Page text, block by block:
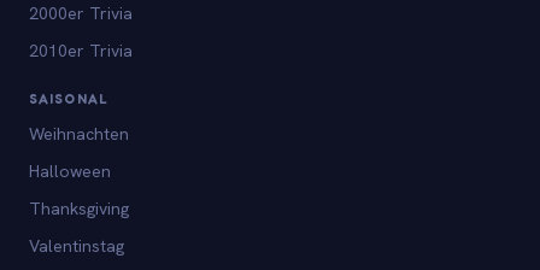
2000er Trivia
2010er Trivia
SAISONAL
Weihnachten
Halloween
Thanksgiving
Valentinstag